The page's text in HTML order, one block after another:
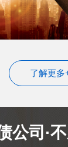
了解更多
公司·